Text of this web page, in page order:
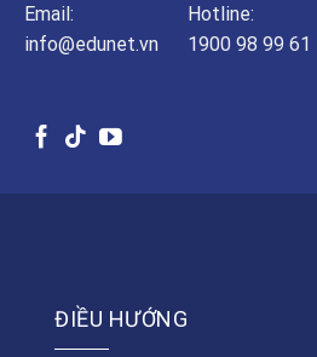
Email:
info@edunet.vn
Hotline:
1900 98 99 61
ĐIỀU HƯỚNG